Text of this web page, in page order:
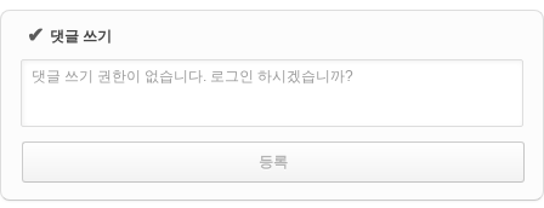
✔ 댓글 쓰기
댓글 쓰기 권한이 없습니다. 로그인 하시겠습니까?